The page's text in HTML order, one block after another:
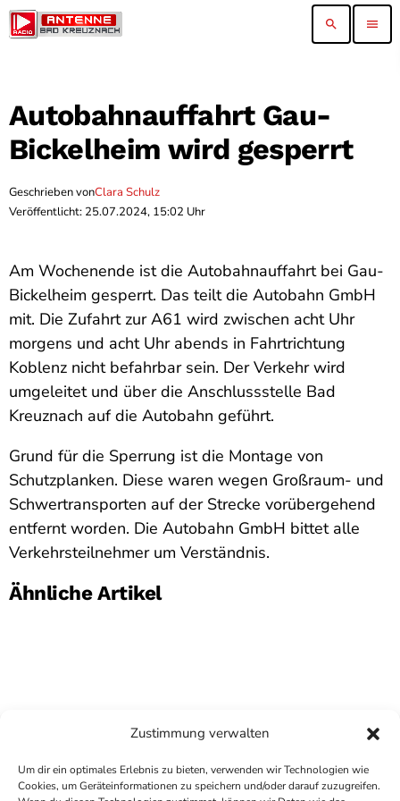
Zustimmung verwalten
Um dir ein optimales Erlebnis zu bieten, verwenden wir Technologien wie
Cookies, um Geräteinformationen zu speichern und/oder darauf zuzugreifen.
search menu
Autobahnauffahrt Gau-
Bickelheim wird gesperrt
Geschrieben vonClara Schulz
Veröffentlicht: 25.07.2024, 15:02 Uhr
Am Wochenende ist die Autobahnauffahrt bei Gau-
Bickelheim gesperrt. Das teilt die Autobahn GmbH
mit. Die Zufahrt zur A61 wird zwischen acht Uhr
morgens und acht Uhr abends in Fahrtrichtung
Koblenz nicht befahrbar sein. Der Verkehr wird
umgeleitet und über die Anschlussstelle Bad
Kreuznach auf die Autobahn geführt.
Grund für die Sperrung ist die Montage von
Schutzplanken. Diese waren wegen Großraum- und
Schwertransporten auf der Strecke vorübergehend
entfernt worden. Die Autobahn GmbH bittet alle
Verkehrsteilnehmer um Verständnis.
Ähnliche Artikel